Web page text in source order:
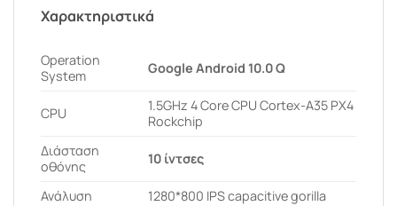
Χαρακτηριστικά
Operation
System
Google Android 10.0 Q
CPU
1.5GHz 4 Core CPU Cortex-A35 PX4
Rockchip
Διάσταση
οθόνης
10 ίντσες
Ανάλυση
1280*800 IPS capacitive gorilla